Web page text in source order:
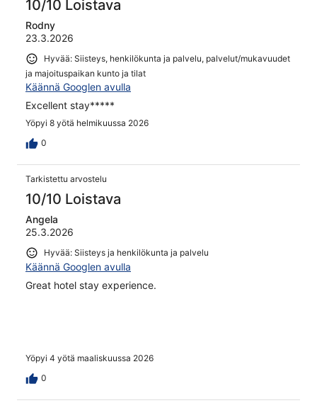
10/10 Loistava
Rodny
23.3.2026
Hyvää: Siisteys, henkilökunta ja palvelu, palvelut/mukavuudet
ja majoituspaikan kunto ja tilat
Käännä Googlen avulla
Excellent stay*****
Yöpyi 8 yötä helmikuussa 2026
0
Tarkistettu arvostelu
10/10 Loistava
Angela
25.3.2026
Hyvää: Siisteys ja henkilökunta ja palvelu
Käännä Googlen avulla
Great hotel stay experience.
Yöpyi 4 yötä maaliskuussa 2026
0